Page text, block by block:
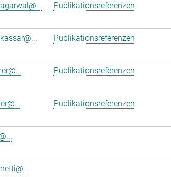
Publikationsreferenzen
Publikationsreferenzen
Publikationsreferenzen
Publikationsreferenzen